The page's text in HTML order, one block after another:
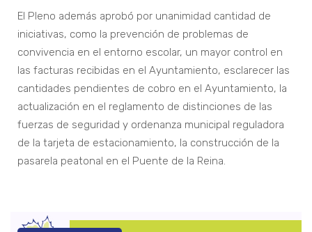
El Pleno además aprobó por unanimidad cantidad de
iniciativas, como la prevención de problemas de
convivencia en el entorno escolar, un mayor control en
las facturas recibidas en el Ayuntamiento, esclarecer las
cantidades pendientes de cobro en el Ayuntamiento, la
actualización en el reglamento de distinciones de las
fuerzas de seguridad y ordenanza municipal reguladora
de la tarjeta de estacionamiento, la construcción de la
pasarela peatonal en el Puente de la Reina.